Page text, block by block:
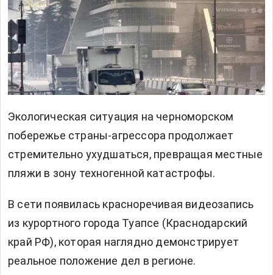
Экологическая ситуация на черноморском
побережье страны-агрессора продолжает
стремительно ухудшаться, превращая местные
пляжи в зону техногенной катастрофы.
В сети появилась красноречивая видеозапись
из курортного города Туапсе (Краснодарский
край РФ), которая наглядно демонстрирует
реальное положение дел в регионе.